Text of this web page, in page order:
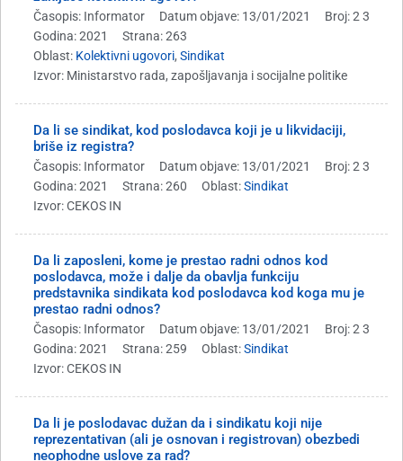
Časopis: Informator Datum objave: 13/01/2021
Broj: 2 3
Godina: 2021
Strana: 263
Oblast: Kolektivni ugovori, Sindikat
Izvor: Ministarstvo rada, zapošljavanja i socijalne politike
Da li se sindikat, kod poslodavca koji je u likvidaciji,
briše iz registra?
Časopis: Informator Datum objave: 13/01/2021
Broj: 2 3
Godina: 2021
Strana: 260 Oblast:Sindikat
Izvor: CEKOS IN
Da li zaposleni, kome je prestao radni odnos kod
poslodavca, može i dalje da obavlja funkciju
predstavnika sindikata kod poslodavca kod koga mu je
prestao radni odnos?
Časopis: Informator Datum objave: 13/01/2021
Broj: 2 3
Godina: 2021
Strana: 259 Oblast:Sindikat
Izvor: CEKOS IN
Da li je poslodavac dužan da i sindikatu koji nije
reprezentativan (ali je osnovan i registrovan) obezbedi
neophodne uslove za rad?